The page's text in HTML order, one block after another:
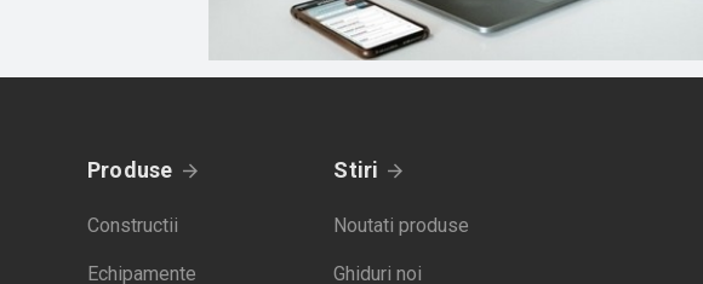
Produse
Constructii
Echipamente
Stiri
Noutati produse
Ghiduri noi